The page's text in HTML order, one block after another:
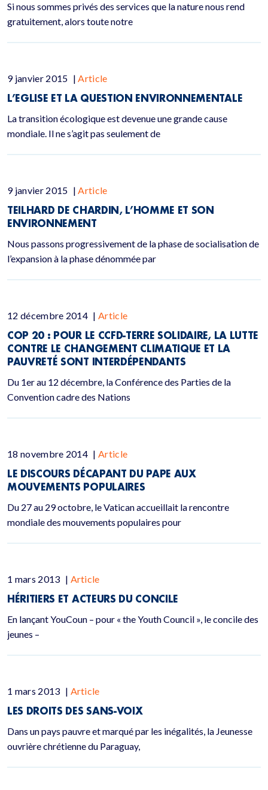
Si nous sommes privés des services que la nature nous rend
gratuitement, alors toute notre
9 janvier 2015 | Article
L’EGLISE ET LA QUESTION ENVIRONNEMENTALE
La transition écologique est devenue une grande cause
mondiale. Il ne s’agit pas seulement de
9 janvier 2015 | Article
TEILHARD DE CHARDIN, L’HOMME ET SON
ENVIRONNEMENT
Nous passons progressivement de la phase de socialisation de
l’expansion à la phase dénommée par
12 décembre 2014 | Article
COP 20 : POUR LE CCFD-TERRE SOLIDAIRE, LA LUTTE
CONTRE LE CHANGEMENT CLIMATIQUE ET LA
PAUVRETÉ SONT INTERDÉPENDANTS
Du 1er au 12 décembre, la Conférence des Parties de la
Convention cadre des Nations
18 novembre 2014 | Article
LE DISCOURS DÉCAPANT DU PAPE AUX
MOUVEMENTS POPULAIRES
Du 27 au 29 octobre, le Vatican accueillait la rencontre
mondiale des mouvements populaires pour
1 mars 2013 | Article
HÉRITIERS ET ACTEURS DU CONCILE
En lançant YouCoun – pour « the Youth Council », le concile des
jeunes –
1 mars 2013 | Article
LES DROITS DES SANS-VOIX
Dans un pays pauvre et marqué par les inégalités, la Jeunesse
ouvrière chrétienne du Paraguay,